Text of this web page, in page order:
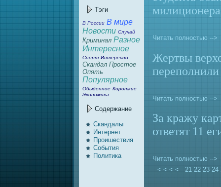
Тэги
В России В мире
Новости Случай
Криминaл Разное
Интересное
Спорт Интересно
Скандал Простое
Опять
Популярное
Обыденное Короткие
Экономика
Содержание
Скандалы
Интернeт
Проишествия
События
Политика
милиционeра
Читать полностью -->
Жертвы
Читать полностью -->
За кражу
ответят 11
Читать полностью -->
< < < <
21 22 23 24